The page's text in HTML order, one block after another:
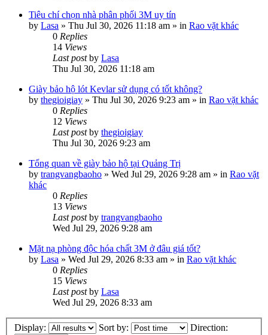
Tiêu chí chọn nhà phân phối 3M uy tín
by Lasa » Thu Jul 30, 2026 11:18 am » in Rao vặt khác
0 Replies
14 Views
Last postby Lasa
Thu Jul 30, 2026 11:18 am
Giày bảo hộ lót Kevlar sử dụng có tốt không?
by thegioigiay » Thu Jul 30, 2026 9:23 am » in Rao vặt khác
0 Replies
12 Views
Last postby thegioigiay
Thu Jul 30, 2026 9:23 am
Tổng quan về giày bảo hộ tại Quảng Trị
by trangvangbaoho » Wed Jul 29, 2026 9:28 am » in Rao vặt
khác
0 Replies
13 Views
Last postby trangvangbaoho
Wed Jul 29, 2026 9:28 am
Mặt nạ phòng độc hóa chất 3M ở đâu giá tốt?
by Lasa » Wed Jul 29, 2026 8:33 am » in Rao vặt khác
0 Replies
15 Views
Last postby Lasa
Wed Jul 29, 2026 8:33 am
Display: Sort by: Direction: